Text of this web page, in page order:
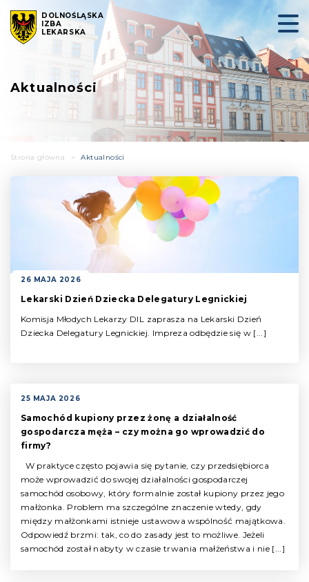
DOLNOŚLĄSKA
IZBA
LEKARSKA
Aktualności
Strona główna > Aktualności
26 MAJA 2026
Lekarski Dzień Dziecka Delegatury Legnickiej
Komisja Młodych Lekarzy DIL zaprasza na Lekarski Dzień
Dziecka Delegatury Legnickiej. Impreza odbędzie się w [...]
25 MAJA 2026
Samochód kupiony przez żonę a działalność
gospodarcza męża – czy można go wprowadzić do
firmy?
W praktyce często pojawia się pytanie, czy przedsiębiorca
może wprowadzić do swojej działalności gospodarczej
samochód osobowy, który formalnie został kupiony przez jego
małżonka. Problem ma szczególne znaczenie wtedy, gdy
między małżonkami istnieje ustawowa wspólność majątkowa.
Odpowiedź brzmi: tak, co do zasady jest to możliwe. Jeżeli
samochód został nabyty w czasie trwania małżeństwa i nie [...]